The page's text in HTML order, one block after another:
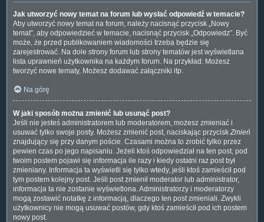
Jak utworzyć nowy temat na forum lub wysłać odpowiedź w temacie?
Aby utworzyć nowy temat na forum, należy nacisnąć przycisk „Nowy
temat”, aby odpowiedzieć w temacie, nacisnąć przycisk „Odpowiedz”. Być
może, że przed publikowaniem wiadomości trzeba będzie się
zarejestrować. Na dole strony forum lub strony tematów jest wyświetlana
lista uprawnień użytkownika na każdym forum. Na przykład: Możesz
tworzyć nowe tematy, Możesz dodawać załączniki itp.
Na górę
W jaki sposób można zmienić lub usunąć post?
Jeśli nie jesteś administratorem lub moderatorem, możesz zmieniać i
usuwać tylko swoje posty. Możesz zmienić post, naciskając przycisk Zmień
znajdujący się przy danym poście. Czasami można to zrobić tylko przez
pewien czas po jego napisaniu. Jeżeli ktoś odpowiedział na ten post, pod
twoim postem pojawi się informacja ile razy i kiedy ostatni raz post był
zmieniany. Informacja ta wyświetli się tylko wtedy, jeśli ktoś zamieścił pod
tym postem kolejny post. Jeśli post zmienił moderator lub administrator,
informacja ta nie zostanie wyświetlona. Administratorzy i moderatorzy
mogą zostawić notatkę z informacją, dlaczego ten post zmieniali. Zwykli
użytkownicy nie mogą usuwać postów, gdy ktoś zamieścił pod ich postem
nowy post.